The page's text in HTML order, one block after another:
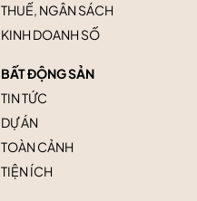
THUẾ, NGÂN SÁCH
KINH DOANH SỐ
BẤT ĐỘNG SẢN
TIN TỨC
DỰ ÁN
TOÀN CẢNH
TIỆN ÍCH